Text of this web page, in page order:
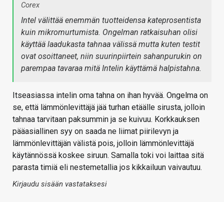
Corex
Intel välittää enemmän tuotteidensa kateprosentista
kuin mikromurtumista. Ongelman ratkaisuhan olisi
käyttää laadukasta tahnaa välissä mutta kuten testit
ovat osoittaneet, niin suurinpiirtein sahanpurukin on
parempaa tavaraa mitä Intelin käyttämä halpistahna.
Itseasiassa intelin oma tahna on ihan hyvää. Ongelma on
se, että lämmönlevittäjä jää turhan etäälle sirusta, jolloin
tahnaa tarvitaan paksummin ja se kuivuu. Korkkauksen
pääasiallinen syy on saada ne liimat piirilevyn ja
lämmönlevittäjän välistä pois, jolloin lämmönlevittäjä
käytännössä koskee siruun. Samalla toki voi laittaa sitä
parasta timiä eli nestemetallia jos kikkailuun vaivautuu.
Kirjaudu sisään vastataksesi